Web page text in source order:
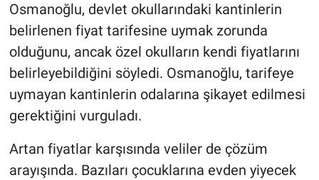
Osmanoğlu, devlet okullarındaki kantinlerin
belirlenen fiyat tarifesine uymak zorunda
olduğunu, ancak özel okulların kendi fiyatlarını
belirleyebildiğini söyledi. Osmanoğlu, tarifeye
uymayan kantinlerin odalarına şikayet edilmesi
gerektiğini vurguladı.
Artan fiyatlar karşısında veliler de çözüm
arayışında. Bazıları çocuklarına evden yiyecek
Yerel Gündem
Yerel Yaşam
Canlı Yayın